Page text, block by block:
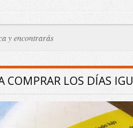
COMPRAR LOS DÍAS